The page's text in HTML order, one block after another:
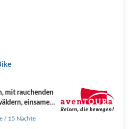
mit rauchenden
einsamen
/ 15 Nächte